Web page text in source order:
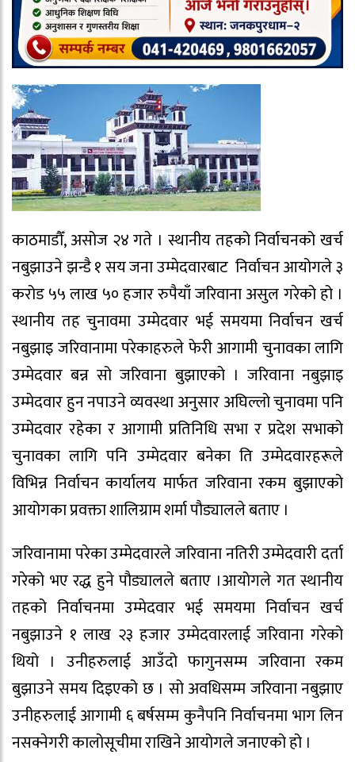
काठमाडौँ, असोज २४ गते । स्थानीय तहको निर्वाचनको खर्च
नबुझाउने झन्डै १ सय जना उम्मेदवारबाट निर्वाचन आयोगले ३
करोड ५५ लाख ५० हजार रुपैयाँ जरिवाना असुल गरेको हो ।
स्थानीय तह चुनावमा उम्मेदवार भई समयमा निर्वाचन खर्च
नबुझाइ जरिवानामा परेकाहरुले फेरी आगामी चुनावका लागि
उम्मेदवार बन्न सो जरिवाना बुझाएको । जरिवाना नबुझाइ
उम्मेदवार हुन नपाउने व्यवस्था अनुसार अघिल्लो चुनावमा पनि
उम्मेदवार रहेका र आगामी प्रतिनिधि सभा र प्रदेश सभाको
चुनावका लागि पनि उम्मेदवार बनेका ति उम्मेदवारहरूले
विभिन्न निर्वाचन कार्यालय मार्फत जरिवाना रकम बुझाएको
आयोगका प्रवक्ता शालिग्राम शर्मा पौड्यालले बताए ।
जरिवानामा परेका उम्मेदवारले जरिवाना नतिरी उम्मेदवारी दर्ता
गरेको भए रद्ध हुने पौड्यालले बताए ।आयोगले गत स्थानीय
तहको निर्वाचनमा उम्मेदवार भई समयमा निर्वाचन खर्च
नबुझाउने १ लाख २३ हजार उम्मेदवारलाई जरिवाना गरेको
थियो । उनीहरुलाई आउँदो फागुनसम्म जरिवाना रकम
बुझाउने समय दिइएको छ । सो अवधिसम्म जरिवाना नबुझाए
उनीहरुलाई आगामी ६ बर्षसम्म कुनैपनि निर्वाचनमा भाग लिन
नसक्नेगरी कालोसूचीमा राखिने आयोगले जनाएको हो ।